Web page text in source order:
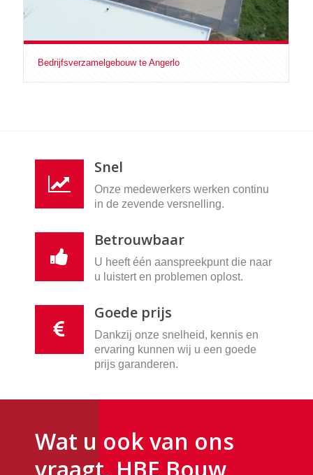
Bedrijfsverzamelgebouw te Angerlo
Snel
Onze medewerkers werken continu
in de zevende versnelling.
Betrouwbaar
U heeft één aanspreekpunt die naar
u luistert en problemen oplost.
Goede prijs
Dankzij onze snelheid, kennis en
ervaring kunnen wij u een goede
prijs garanderen.
Wat u ook van ons
vraagt, HBE Bouw